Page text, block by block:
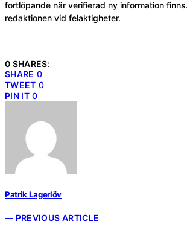
fortlöpande när verifierad ny information
redaktionen vid felaktigheter.
0 SHARES:
SHARE 0
TWEET 0
PIN IT 0
Patrik Lagerlöv
— PREVIOUS ARTICLE